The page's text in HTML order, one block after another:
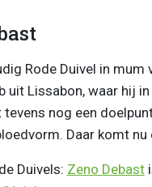
Rode Duivel in
uit Lissabon, waar hij
nog een
Daar komt nu
Duivels: Zeno Debast